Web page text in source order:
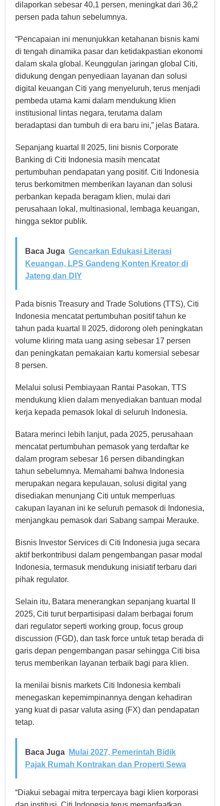
dilaporkan sebesar 40,1 persen, meningkat dari 36,2
persen pada tahun sebelumnya.
“Pencapaian ini menunjukkan ketahanan bisnis kami
di tengah dinamika pasar dan ketidakpastian ekonomi
dalam skala global. Keunggulan jaringan global Citi,
didukung dengan penyediaan layanan dan solusi
digital keuangan Citi yang menyeluruh, terus menjadi
pembeda utama kami dalam mendukung klien
institusional lintas negara, terutama dalam
beradaptasi dan tumbuh di era baru ini,” jelas Batara.
Sepanjang kuartal II 2025, lini bisnis Corporate
Banking di Citi Indonesia masih mencatat
pertumbuhan pendapatan yang positif. Citi Indonesia
terus berkomitmen memberikan layanan dan solusi
perbankan kepada beragam klien, mulai dari
perusahaan lokal, multinasional, lembaga keuangan,
hingga sektor publik.
Baca Juga Gencarkan Edukasi Literasi
Keuangan, LPS Gandeng Konten Kreator di
Jateng dan DIY
Pada bisnis Treasury and Trade Solutions (TTS), Citi
Indonesia mencatat pertumbuhan positif tahun ke
tahun pada kuartal II 2025, didorong oleh peningkatan
volume kliring mata uang asing sebesar 17 persen
dan peningkatan pemakaian kartu komersial sebesar
8 persen.
Melalui solusi Pembiayaan Rantai Pasokan, TTS
mendukung klien dalam menyediakan bantuan modal
kerja kepada pemasok lokal di seluruh Indonesia.
Batara merinci lebih lanjut, pada 2025, perusahaan
mencatat pertumbuhan pemasok yang terdaftar ke
dalam program sebesar 16 persen dibandingkan
tahun sebelumnya. Memahami bahwa Indonesia
merupakan negara kepulauan, solusi digital yang
disediakan menunjang Citi untuk memperluas
cakupan layanan ini ke seluruh pemasok di Indonesia,
menjangkau pemasok dari Sabang sampai Merauke.
Bisnis Investor Services di Citi Indonesia juga secara
aktif berkontribusi dalam pengembangan pasar modal
Indonesia, termasuk mendukung inisiatif terbaru dari
pihak regulator.
Selain itu, Batara menerangkan sepanjang kuartal II
2025, Citi turut berpartisipasi dalam berbagai forum
dari regulator seperti working group, focus group
discussion (FGD), dan task force untuk tetap berada di
garis depan pengembangan pasar sehingga Citi bisa
terus memberikan layanan terbaik bagi para klien.
Ia menilai bisnis markets Citi Indonesia kembali
menegaskan kepemimpinannya dengan kehadiran
yang kuat di pasar valuta asing (FX) dan pendapatan
tetap.
Baca Juga
Mulai 2027, Pemerintah Bidik
Pajak Rumah Kontrakan dan Properti Sewa
“Diakui sebagai mitra terpercaya bagi klien korporasi